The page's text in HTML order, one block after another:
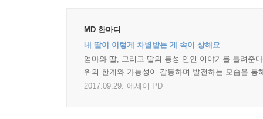
MD 한마디
내 딸이 이렇게 차별받는 게 속이 상해요
엄마와 딸, 그리고 딸의 동성 연인 이야기를 들려준
위의 한계와 가능성이 갈등하며 발전하는 모습을
2017.09.29. 에세이 PD